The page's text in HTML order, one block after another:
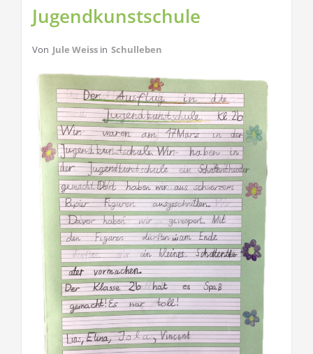
Jugendkunstschule
Von Jule Weiss in Schulleben